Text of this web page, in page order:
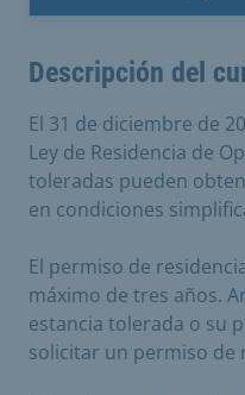
Descripción del
El 31 de diciembre de
Ley de Residencia de
toleradas pueden
en condiciones
El permiso de
máximo de tres años.
estancia tolerada o su
solicitar un permiso de